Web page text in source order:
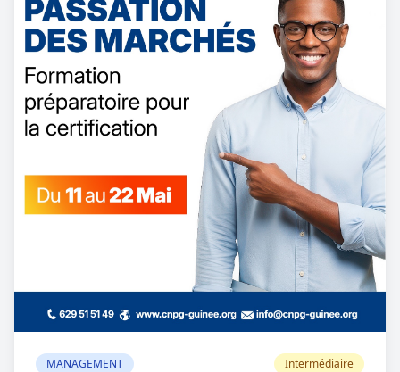
MANAGEMENT
Intermédiaire